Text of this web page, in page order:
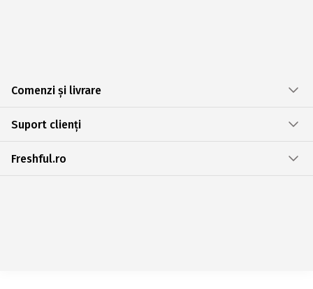
Comenzi și livrare
Suport clienți
Freshful.ro